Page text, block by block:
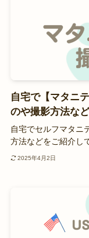
自宅で【マタニ
のや撮影方法な
自宅でセルフマタニ
方法などをご紹介し
2025年4月2日